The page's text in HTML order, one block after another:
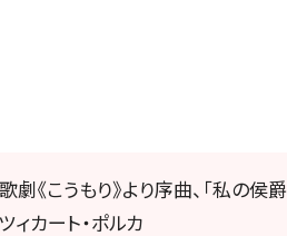
申し込み
《こうもり》より序曲、「私の侯
ィカート・ポルカ